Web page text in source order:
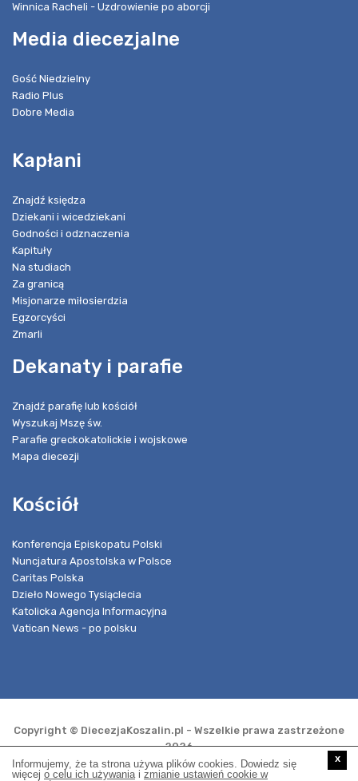
Winnica Racheli - Uzdrowienie po aborcji
Media diecezjalne
Gość Niedzielny
Radio Plus
Dobre Media
Kapłani
Znajdź księdza
Dziekani i wicedziekani
Godności i odznaczenia
Kapituły
Na studiach
Za granicą
Misjonarze miłosierdzia
Egzorcyści
Zmarli
Dekanaty i parafie
Znajdź parafię lub kościół
Wyszukaj Mszę św.
Parafie greckokatolickie i wojskowe
Mapa diecezji
Kościół
Konferencja Episkopatu Polski
Nuncjatura Apostolska w Polsce
Caritas Polska
Dzieło Nowego Tysiąclecia
Katolicka Agencja Informacyjna
Vatican News - po polsku
Copyright © DiecezjaKoszalin.pl - Wszelkie prawa zastrzeżone
2026
Informujemy, że ta strona używa plików cookies. Dowiedz się
więcej o celu ich używaniai zmianie ustawień cookie w
x